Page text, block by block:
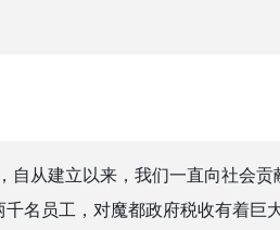
自从建立以来，我们一直向社会
名员工，对魔都政府税收有着巨大